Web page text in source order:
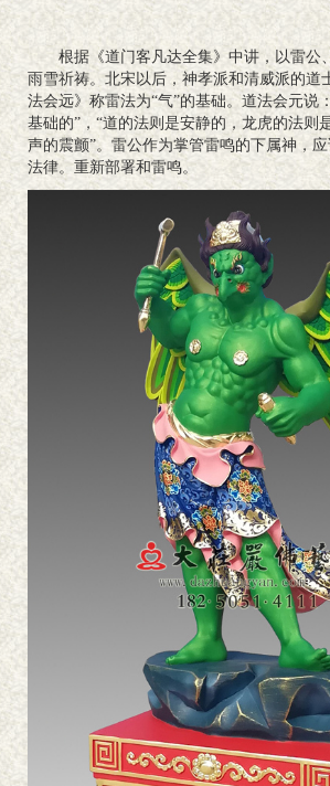
根据《道门客凡达全集》中讲，以雷公
雨雪祈祷。北宋以后，神孝派和清威派的道
法会远》称雷法为“气”的基础。道法会元说
基础的”，“道的法则是安静的，龙虎的法则
声的震颤”。雷公作为掌管雷鸣的下属神，
法律。重新部署和雷鸣。